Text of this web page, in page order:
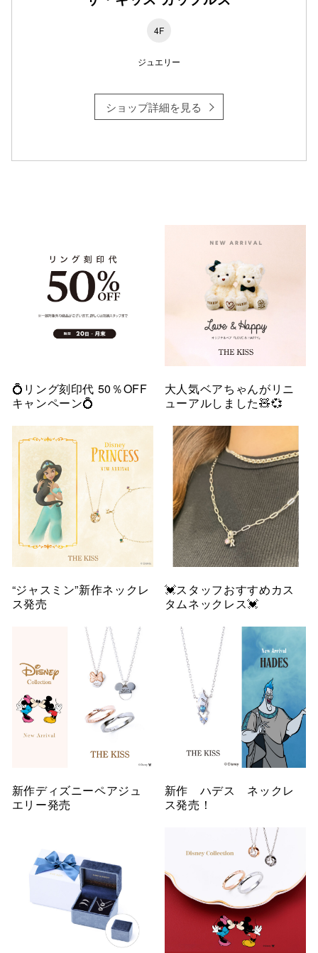
4F
ジュエリー
ショップ詳細を見る
💍リング刻印代 50％OFF
キャンペーン💍
大人気ベアちゃんがリニ
ューアルしました🧸💞
“ジャスミン”新作ネックレ
ス発売
💓スタッフおすすめカス
タムネックレス💓
新作ディズニーペアジュ
エリー発売
新作 ハデス ネックレ
ス発売！